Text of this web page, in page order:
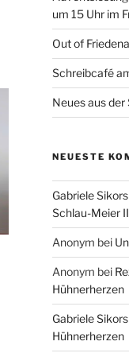
um 15 Uhr im
Out of
Schreibcafé
Neues aus
NEUESTE
Gabriele
Schlau-Meier II
Anonym bei
Anonym bei
Hühnerherzen
Gabriele
Hühnerherzen